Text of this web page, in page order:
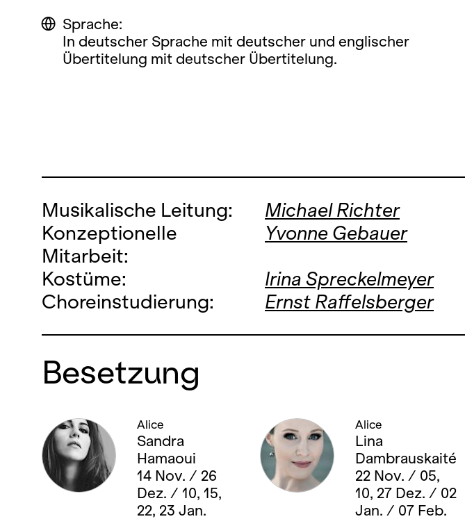
Sprache:
In deutscher Sprache mit deutscher und englischer
Übertitelung mit deutscher Übertitelung.
Musikalische Leitung: Michael Richter
Konzeptionelle
Mitarbeit:
Yvonne Gebauer
Kostüme: Irina Spreckelmeyer
Choreinstudierung:
Ernst Raffelsberger
Besetzung
Alice
Sandra
Hamaoui
14 Nov. / 26
Dez. / 10, 15,
22, 23 Jan.
Alice
Lina
Dambrauskaité
22 Nov. / 05,
10, 27 Dez. / 02
Jan. / 07 Feb.